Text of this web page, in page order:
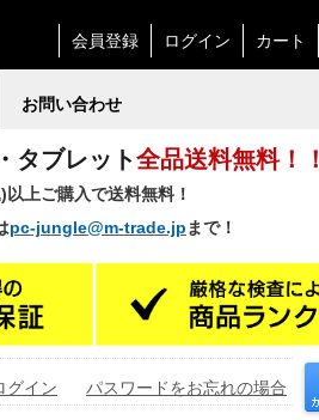
会員登録 ログイン カート
お問い合わせ
タブレット全品送料無料！！
上ご購入で送料無料！
pc-jungle@m-trade.jp まで！
グイン パスワードをお忘れの場合